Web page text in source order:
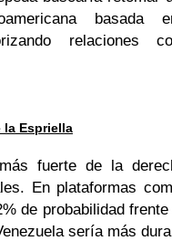
basada
relaciones
la Espriella
fuerte de la
En plataformas
de probabilidad
sería más